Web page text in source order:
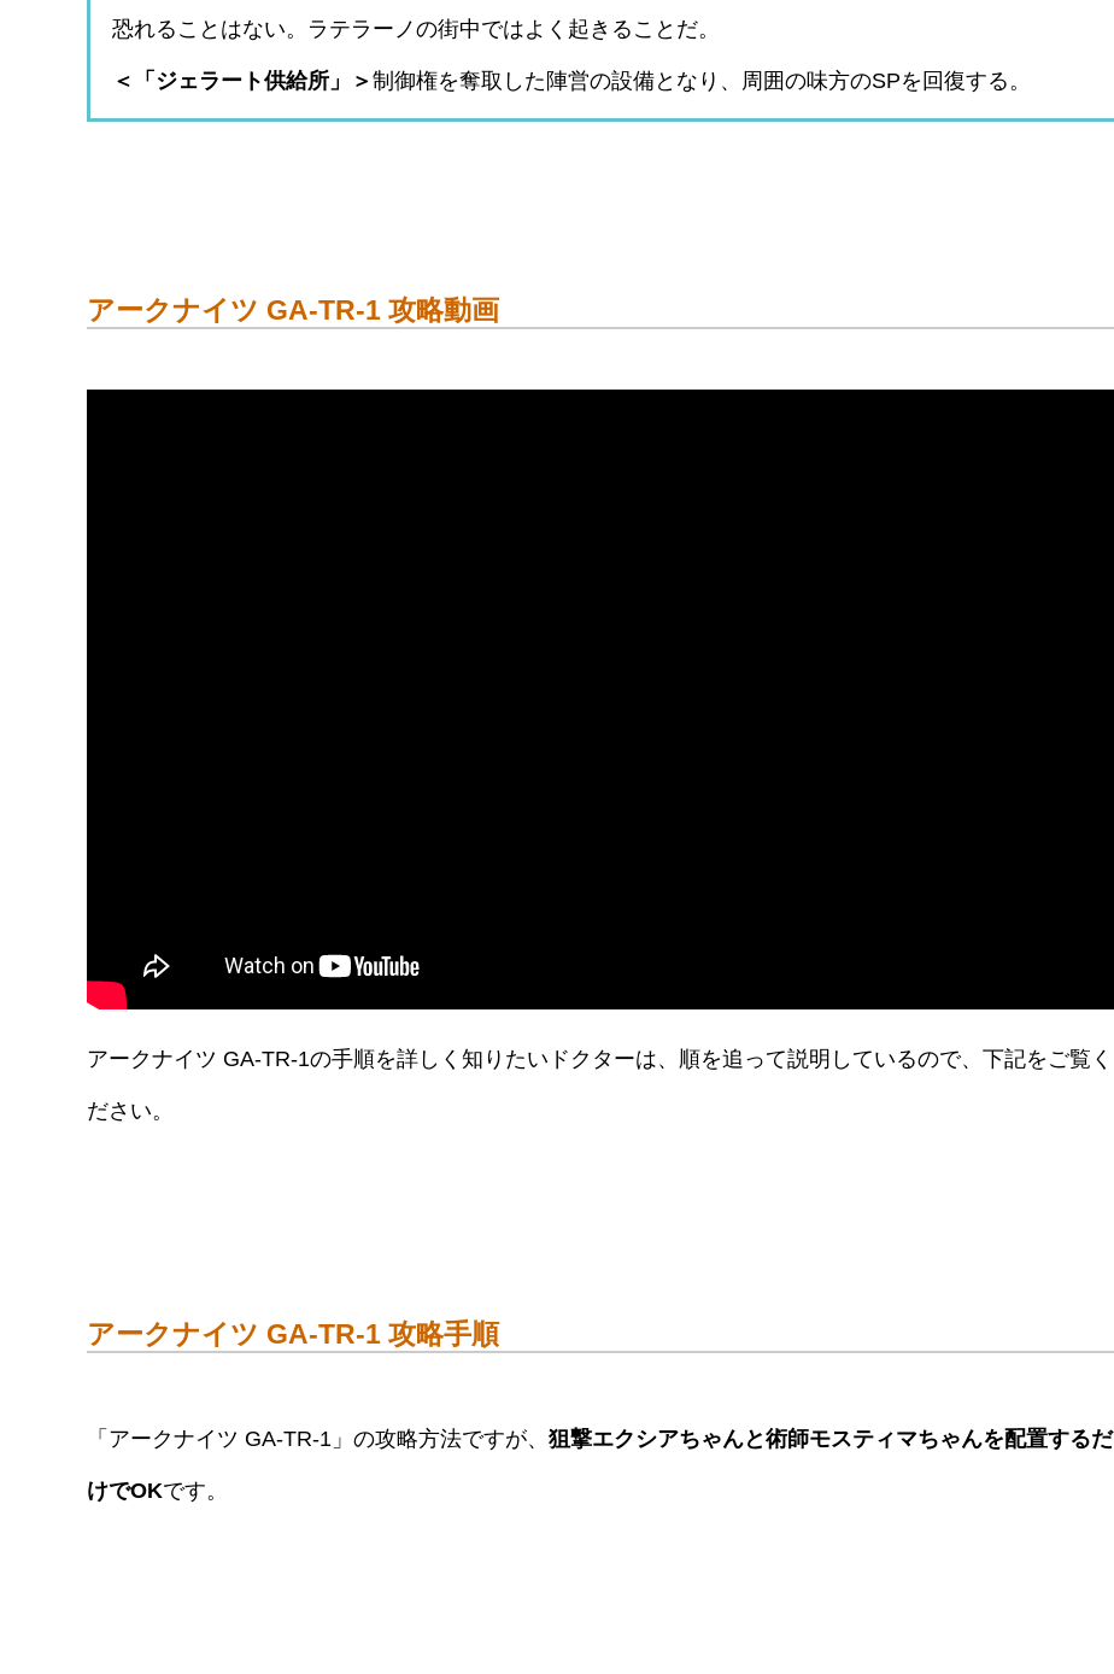
恐れることはない。ラテラーノの街中ではよく起きることだ。
＜「ジェラート供給所」＞制御権を奪取した陣営の設備となり、周囲の味方のSPを回復する。
アークナイツ GA-TR-1 攻略動画
アークナイツ GA-TR-1の手順を詳しく知りたいドクターは、順を追って説明しているので、下記をご覧く
ださい。
アークナイツ GA-TR-1 攻略手順
「アークナイツ GA-TR-1」の攻略方法ですが、 狙撃エクシアちゃんと術師モスティマちゃんを配置するだ
けでOKです。